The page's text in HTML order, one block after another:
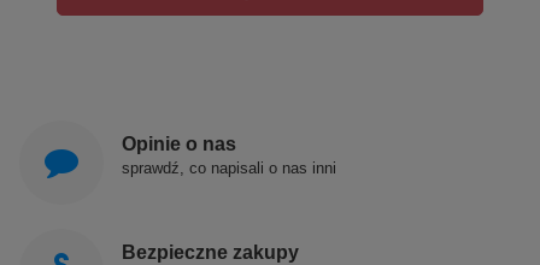
Opinie o nas
sprawdź, co napisali o nas inni
Bezpieczne zakupy